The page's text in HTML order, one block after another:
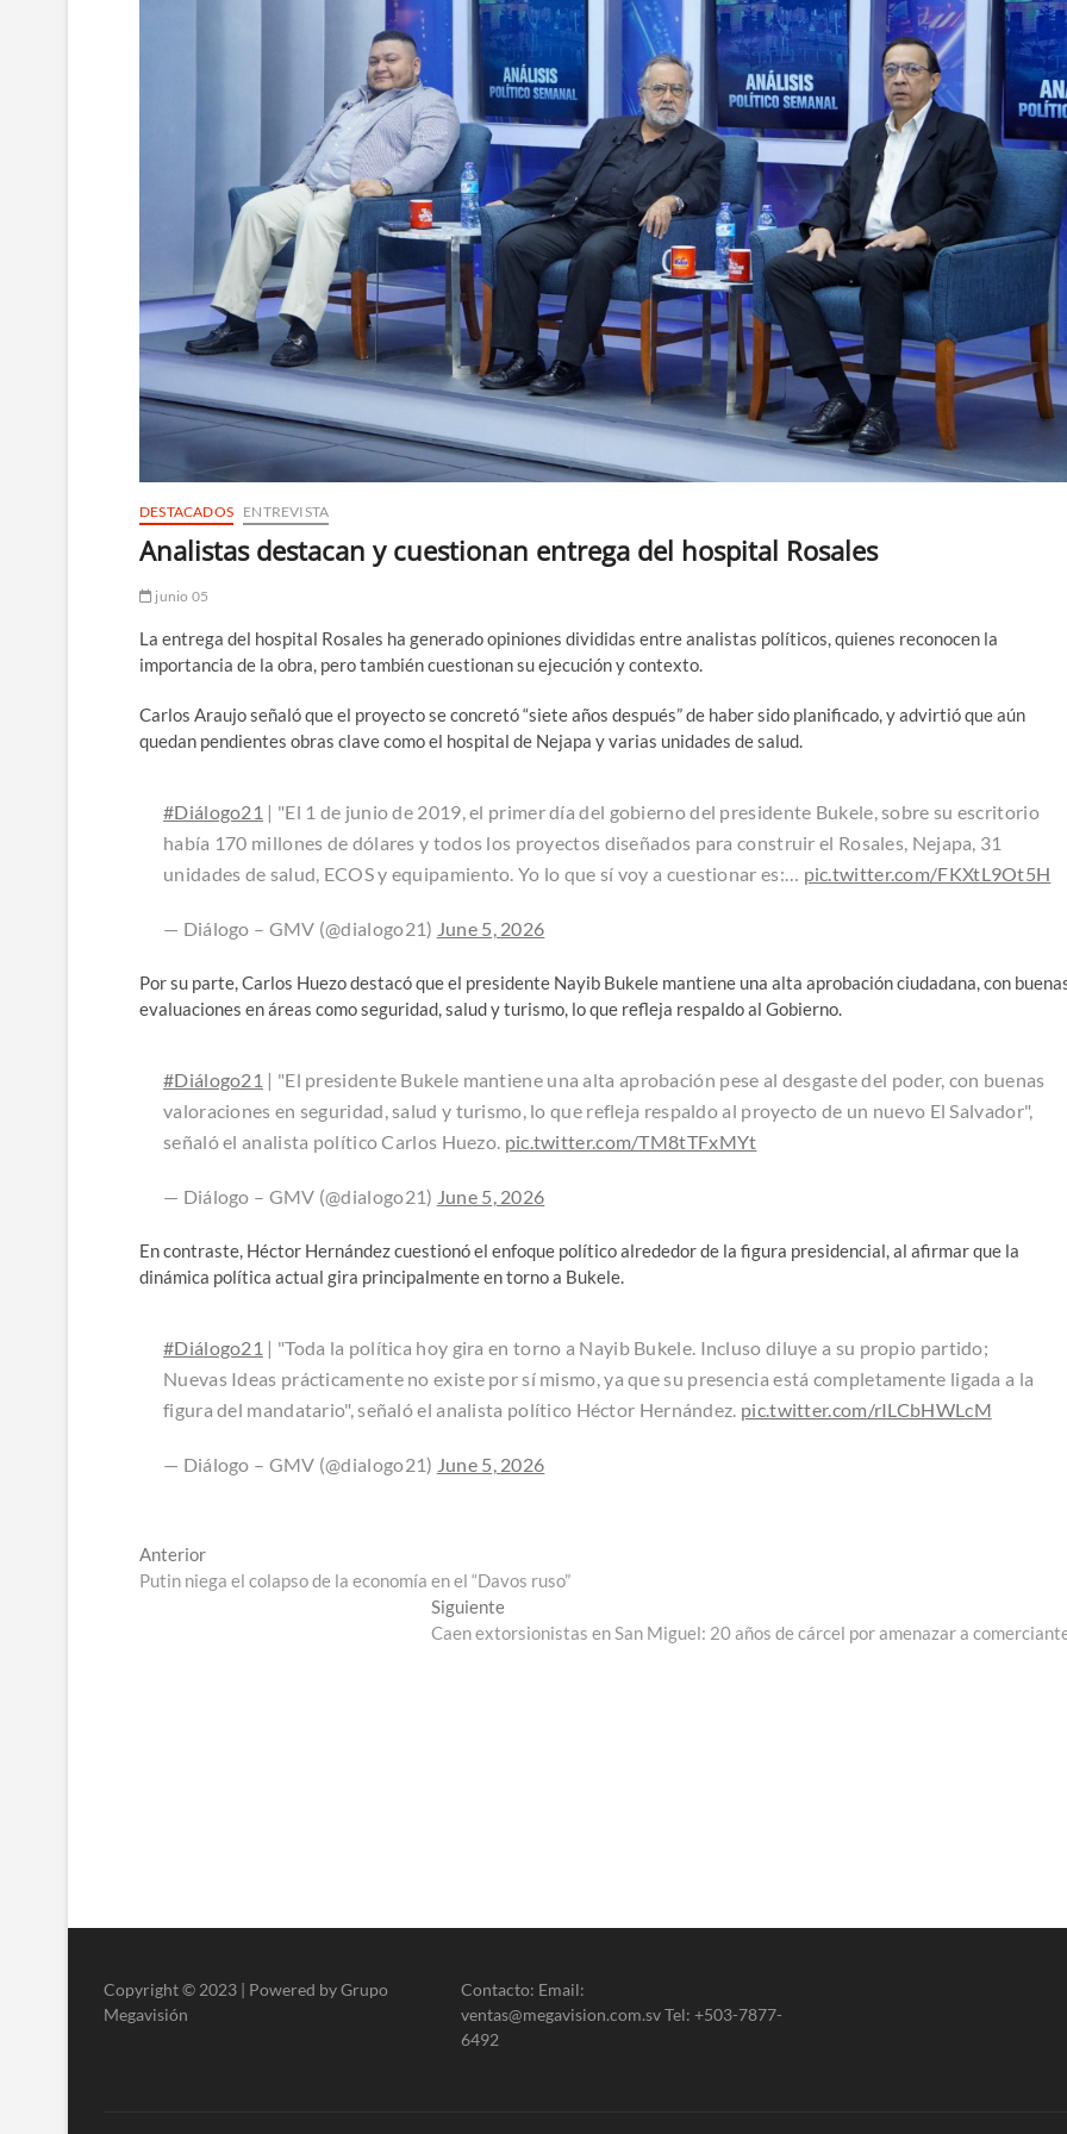
DESTACADOS ENTREVISTA
Analistas destacan y cuestionan entrega del hospital Rosales
junio 05
La entrega del hospital Rosales ha generado opiniones divididas entre analistas políticos, quienes reconocen la
importancia de la obra, pero también cuestionan su ejecución y contexto.
Carlos Araujo señaló que el proyecto se concretó “siete años después” de haber sido planificado, y advirtió que aún
quedan pendientes obras clave como el hospital de Nejapa y varias unidades de salud.
#Diálogo21 | "El 1 de junio de 2019, el primer día del gobierno del presidente Bukele, sobre su escritorio
había 170 millones de dólares y todos los proyectos diseñados para construir el Rosales, Nejapa, 31
unidades de salud, ECOS y equipamiento. Yo lo que sí voy a cuestionar es:… pic.twitter.com/FKXtL9Ot5H
— Diálogo – GMV (@dialogo21) June 5, 2026
Por su parte, Carlos Huezo destacó que el presidente Nayib Bukele mantiene una alta aprobación ciudadana, con
evaluaciones en áreas como seguridad, salud y turismo, lo que refleja respaldo al Gobierno.
#Diálogo21 | "El presidente Bukele mantiene una alta aprobación pese al desgaste del poder, con buenas
valoraciones en seguridad, salud y turismo, lo que refleja respaldo al proyecto de un nuevo El Salvador",
señaló el analista político Carlos Huezo. pic.twitter.com/TM8tTFxMYt
— Diálogo – GMV (@dialogo21) June 5, 2026
En contraste, Héctor Hernández cuestionó el enfoque político alrededor de la figura presidencial, al afirmar que la
dinámica política actual gira principalmente en torno a Bukele.
#Diálogo21 | "Toda la política hoy gira en torno a Nayib Bukele. Incluso diluye a su propio partido;
Nuevas Ideas prácticamente no existe por sí mismo, ya que su presencia está completamente ligada a la
figura del mandatario", señaló el analista político Héctor Hernández. pic.twitter.com/rILCbHWLcM
— Diálogo – GMV (@dialogo21) June 5, 2026
Navegación
de
AnteriorEntrada
anterior:
Putin niega el colapso de la economía en el “Davos ruso”
SiguienteEntrada
siguiente:
Caen extorsionistas en San Miguel: 20 años de cárcel por amenazar a
Copyright © 2023 | Powered by Grupo
Megavisión
Contacto: Email:
ventas@megavision.com.sv Tel: +503-7877-
6492